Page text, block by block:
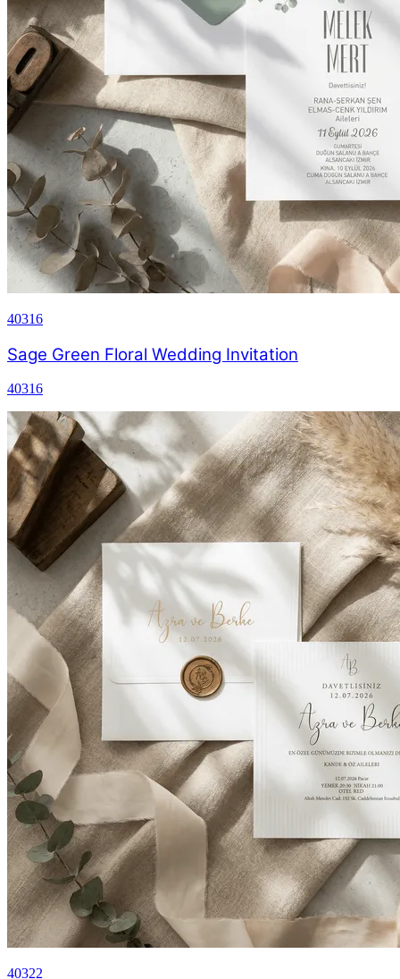
40316
Sage Green Floral Wedding Invitation
40316
40322